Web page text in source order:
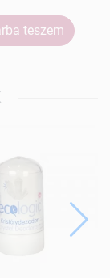
teszem